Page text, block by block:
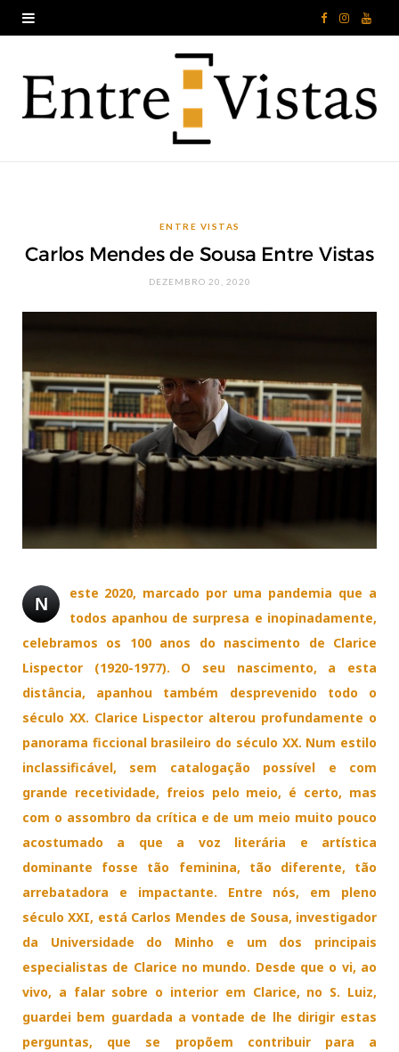
F
c
I Y
u
ENTRE VISTAS
Carlos Mendes de Sousa Entre Vistas
DEZEMBRO 20, 2020
N
este 2020, marcado por uma pandemia que a
todos apanhou de surpresa e inopinadamente,
celebramos os 100 anos do nascimento de Clarice
Lispector (1920-1977). O seu nascimento, a esta
distância, apanhou também desprevenido todo o
século XX. Clarice Lispector alterou profundamente o
panorama ficcional brasileiro do século XX. Num estilo
inclassificável, sem catalogação possível e com
grande recetividade, freios pelo meio, é certo, mas
com o assombro da crítica e de um meio muito pouco
acostumado a que a voz literária e artística
dominante fosse tão feminina, tão diferente, tão
arrebatadora e impactante. Entre nós, em pleno
século XXI, está Carlos Mendes de Sousa, investigador
da Universidade do Minho e um dos principais
especialistas de Clarice no mundo. Desde que o vi, ao
vivo, a falar sobre o interior em Clarice, no S. Luiz,
guardei bem guardada a vontade de lhe dirigir estas
perguntas, que se propõem contribuir para a